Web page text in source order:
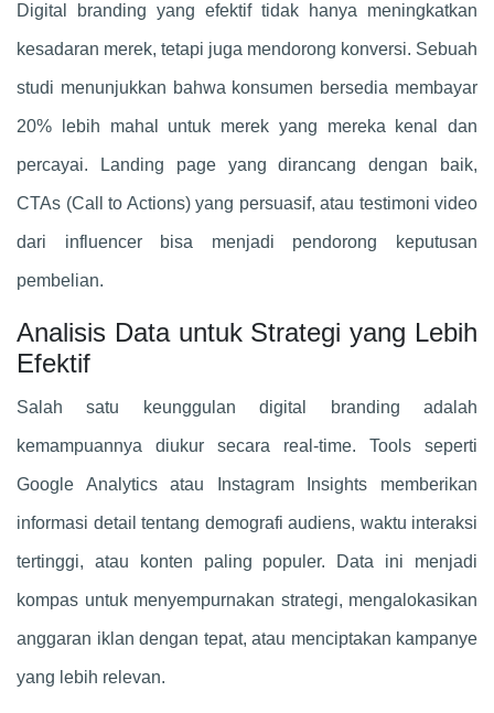
Digital branding yang efektif tidak hanya meningkatkan
kesadaran merek, tetapi juga mendorong konversi. Sebuah
studi menunjukkan bahwa konsumen bersedia membayar
20% lebih mahal untuk merek yang mereka kenal dan
percayai. Landing page yang dirancang dengan baik,
CTAs (Call to Actions) yang persuasif, atau testimoni video
dari influencer bisa menjadi pendorong keputusan
pembelian.
Analisis Data untuk Strategi yang Lebih
Efektif
Salah satu keunggulan digital branding adalah
kemampuannya diukur secara real-time. Tools seperti
Google Analytics atau Instagram Insights memberikan
informasi detail tentang demografi audiens, waktu interaksi
tertinggi, atau konten paling populer. Data ini menjadi
kompas untuk menyempurnakan strategi, mengalokasikan
anggaran iklan dengan tepat, atau menciptakan kampanye
yang lebih relevan.